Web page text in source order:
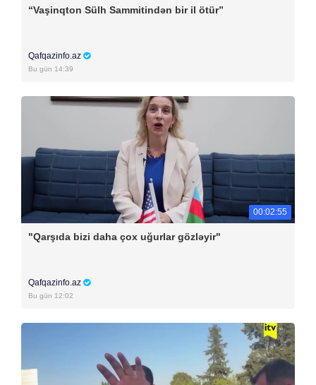
“Vaşinqton Sülh Sammitindən bir il ötür”
Qafqazinfo.az
Bu gün 14:39
00:02:55
"Qarşıda bizi daha çox uğurlar gözləyir"
Qafqazinfo.az
Bu gün 12:02